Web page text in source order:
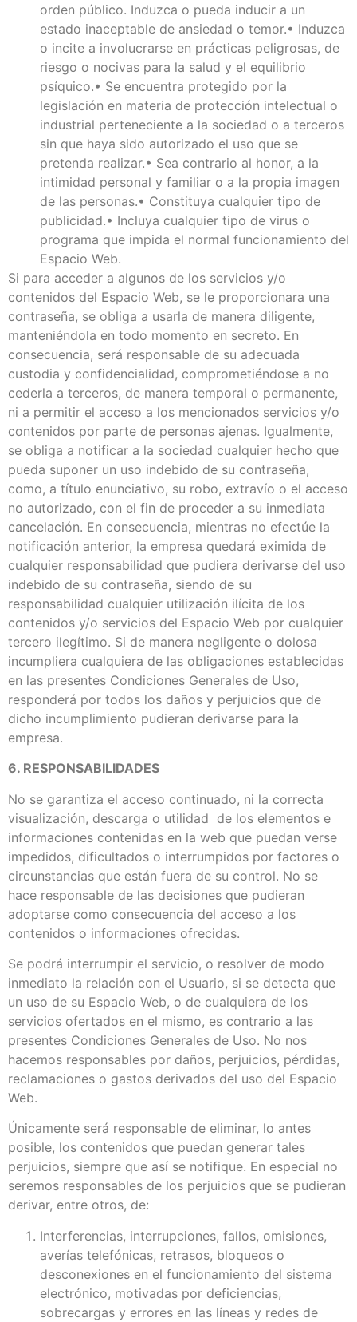
orden público. Induzca o pueda inducir a un
estado inaceptable de ansiedad o temor.• Induzca
o incite a involucrarse en prácticas peligrosas, de
riesgo o nocivas para la salud y el equilibrio
psíquico.• Se encuentra protegido por la
legislación en materia de protección intelectual o
industrial perteneciente a la sociedad o a terceros
sin que haya sido autorizado el uso que se
pretenda realizar.• Sea contrario al honor, a la
intimidad personal y familiar o a la propia imagen
de las personas.• Constituya cualquier tipo de
publicidad.• Incluya cualquier tipo de virus o
programa que impida el normal funcionamiento del
Espacio Web.
Si para acceder a algunos de los servicios y/o
contenidos del Espacio Web, se le proporcionara una
contraseña, se obliga a usarla de manera diligente,
manteniéndola en todo momento en secreto. En
consecuencia, será responsable de su adecuada
custodia y confidencialidad, comprometiéndose a no
cederla a terceros, de manera temporal o permanente,
ni a permitir el acceso a los mencionados servicios y/o
contenidos por parte de personas ajenas. Igualmente,
se obliga a notificar a la sociedad cualquier hecho que
pueda suponer un uso indebido de su contraseña,
como, a título enunciativo, su robo, extravío o el acceso
no autorizado, con el fin de proceder a su inmediata
cancelación. En consecuencia, mientras no efectúe la
notificación anterior, la empresa quedará eximida de
cualquier responsabilidad que pudiera derivarse del uso
indebido de su contraseña, siendo de su
responsabilidad cualquier utilización ilícita de los
contenidos y/o servicios del Espacio Web por cualquier
tercero ilegítimo. Si de manera negligente o dolosa
incumpliera cualquiera de las obligaciones establecidas
en las presentes Condiciones Generales de Uso,
responderá por todos los daños y perjuicios que de
dicho incumplimiento pudieran derivarse para la
empresa.
6. RESPONSABILIDADES
No se garantiza el acceso continuado, ni la correcta
visualización, descarga o utilidad de los elementos e
informaciones contenidas en la web que puedan verse
impedidos, dificultados o interrumpidos por factores o
circunstancias que están fuera de su control. No se
hace responsable de las decisiones que pudieran
adoptarse como consecuencia del acceso a los
contenidos o informaciones ofrecidas.
Se podrá interrumpir el servicio, o resolver de modo
inmediato la relación con el Usuario, si se detecta que
un uso de su Espacio Web, o de cualquiera de los
servicios ofertados en el mismo, es contrario a las
presentes Condiciones Generales de Uso. No nos
hacemos responsables por daños, perjuicios, pérdidas,
reclamaciones o gastos derivados del uso del Espacio
Web.
Únicamente será responsable de eliminar, lo antes
posible, los contenidos que puedan generar tales
perjuicios, siempre que así se notifique. En especial no
seremos responsables de los perjuicios que se pudieran
derivar, entre otros, de:
Interferencias, interrupciones, fallos, omisiones,
averías telefónicas, retrasos, bloqueos o
desconexiones en el funcionamiento del sistema
electrónico, motivadas por deficiencias,
sobrecargas y errores en las líneas y redes de